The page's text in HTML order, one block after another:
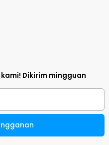
kami! Dikirim mingguan